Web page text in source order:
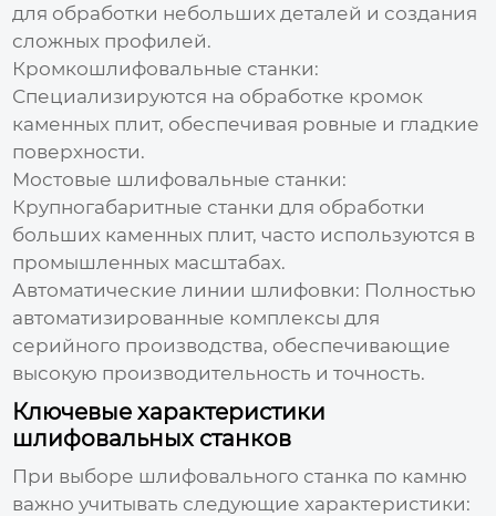
для обработки небольших деталей и создания
сложных профилей.
Кромкошлифовальные станки:
Специализируются на обработке кромок
каменных плит, обеспечивая ровные и гладкие
поверхности.
Мостовые шлифовальные станки:
Крупногабаритные станки для обработки
больших каменных плит, часто используются в
промышленных масштабах.
Автоматические линии шлифовки: Полностью
автоматизированные комплексы для
серийного производства, обеспечивающие
высокую производительность и точность.
Ключевые характеристики
шлифовальных станков
При выборе шлифовального станка по камню
важно учитывать следующие характеристики: